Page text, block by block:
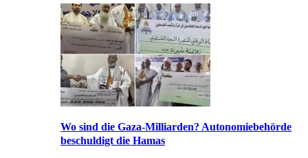
Wo sind die Gaza-Milliarden? Autonomiebehörde
beschuldigt die Hamas